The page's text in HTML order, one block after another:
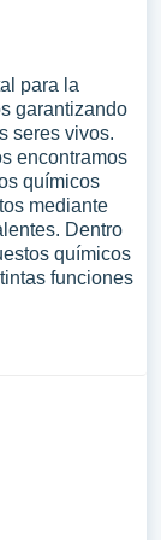
para la
garantizando
seres vivos.
encontramos
químicos
mediante
Dentro
químicos
funciones